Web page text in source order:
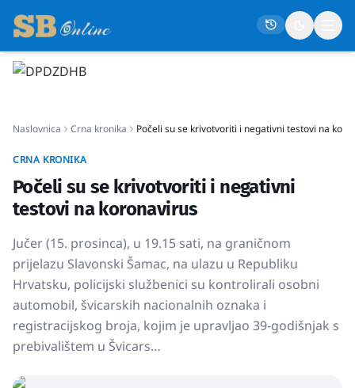
Društvo
Politika
Gospodarstvo
Život
Crna kronika
Sport
Kultura
Osmrtnice
Naslovnica Crna kronika Počeli su se krivotvoriti i negativni testovi na
CRNA KRONIKA
Počeli su se krivotvoriti i negativni
testovi na koronavirus
Jučer (15. prosinca), u 19.15 sati, na graničnom
prijelazu Slavonski Šamac, na ulazu u Republiku
Hrvatsku, policijski službenici su kontrolirali osobni
automobil, švicarskih nacionalnih oznaka i
registracijskog broja, kojim je upravljao 39-godišnjak s
prebivalištem u Švicars…